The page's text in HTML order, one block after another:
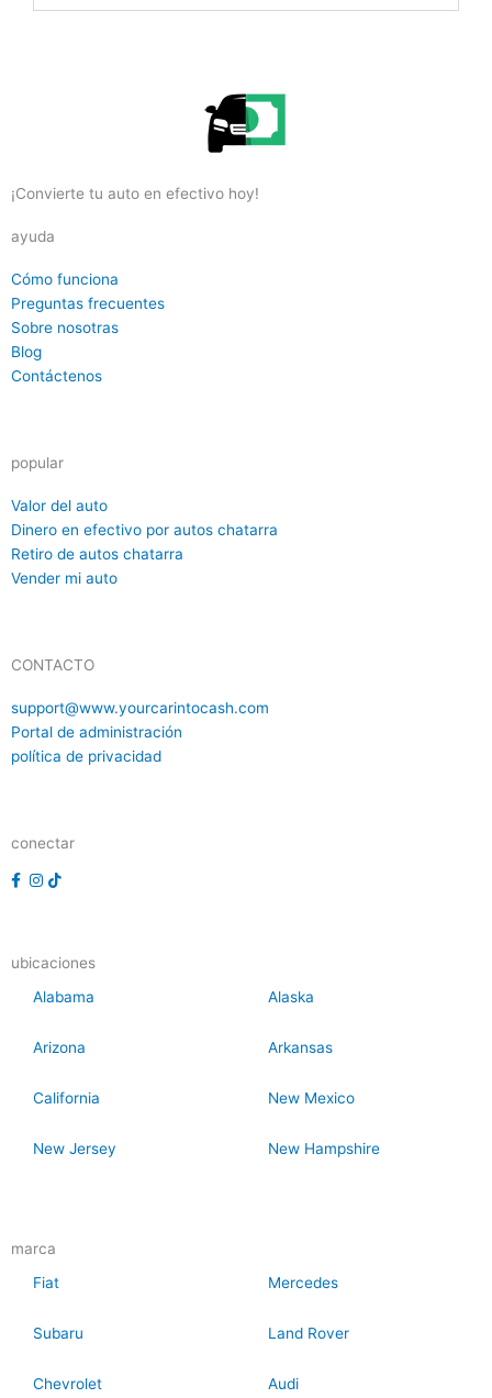
¡Convierte tu auto en efectivo hoy!
ayuda
Cómo funciona
reader
Preguntas frecuentes
reader
Sobre nosotras
reader
Blog
reader
Contáctenos
reader
popular
Valor del auto
reader
Dinero en efectivo por autos chatarra
reader
Retiro de autos chatarra
reader
Vender mi auto
reader
CONTACTO
support@www.yourcarintocash.com
reader
Portal de administración
reader
política de privacidad
reader
conectar
r
d
r
d
r
r
d
r
ubicaciones
Alabama
Alaska
Arizona Arkansas
California New Mexico
New Jersey New Hampshire
marca
Fiat
Mercedes
Subaru Land Rover
Chevrolet Audi